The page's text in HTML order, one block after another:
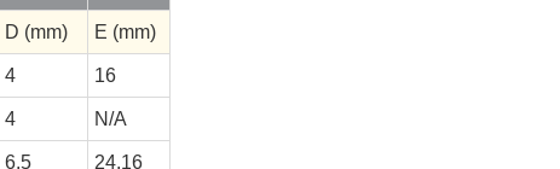
D (mm) E (mm)
4 16
4 N/A
6.5 24.16